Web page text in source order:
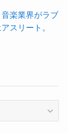
楽業界がラブ
スリート。